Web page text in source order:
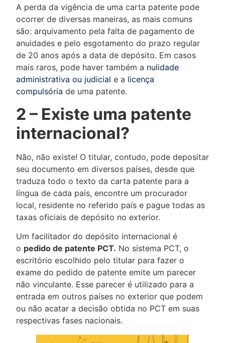
A perda da vigência de uma carta patente pode
ocorrer de diversas maneiras, as mais comuns
são: arquivamento pela falta de pagamento de
anuidades e pelo esgotamento do prazo regular
de 20 anos após a data de depósito. Em casos
mais raros, pode haver também a nulidade
administrativa ou judicial e a licença
compulsória de uma patente.
2 – Existe uma patente
internacional?
Não, não existe! O titular, contudo, pode depositar
seu documento em diversos países, desde que
traduza todo o texto da carta patente para a
língua de cada país, encontre um procurador
local, residente no referido país e pague todas as
taxas oficiais de depósito no exterior.
Um facilitador do depósito internacional é
o pedido de patente PCT. No sistema PCT, o
escritório escolhido pelo titular para fazer o
exame do pedido de patente emite um parecer
não vinculante. Esse parecer é utilizado para a
entrada em outros países no exterior que podem
ou não acatar a decisão obtida no PCT em suas
respectivas fases nacionais.